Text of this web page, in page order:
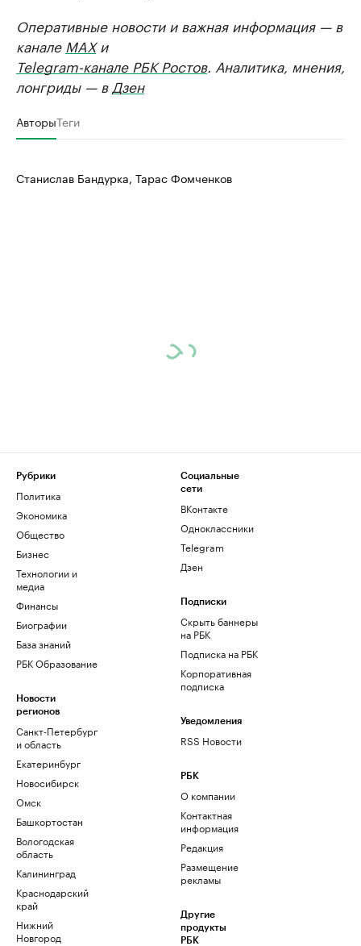
Оперативные новости и важная информация — в
канале MAXи
Telegram-канале РБК Ростов. Аналитика, мнения,
лонгриды — в Дзен
АвторыТеги
Станислав Бандурка, Тарас Фомченков
Рубрики
Политика
Экономика
Общество
Бизнес
Технологии и
медиа
Финансы
Биографии
База знаний
РБК Образование
Новости
регионов
Санкт-Петербург
и область
Екатеринбург
Новосибирск
Омск
Башкортостан
Вологодская
область
Калининград
Краснодарский
край
Нижний
Новгород
Социальные
сети
ВКонтакте
Одноклассники
Telegram
Дзен
Подписки
Скрыть баннеры
на РБК
Подписка на РБК
Корпоративная
подписка
Уведомления
RSS Новости
РБК
О компании
Контактная
информация
Редакция
Размещение
рекламы
Другие
продукты
РБК